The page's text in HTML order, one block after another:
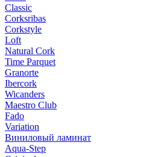
Classic
Corksribas
Corkstyle
Loft
Natural Cork
Time Parquet
Granorte
Ibercork
Wicanders
Мaestro Club
Fado
Variation
Виниловый ламинат
Aqua-Step